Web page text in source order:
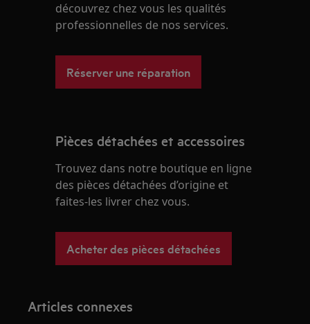
découvrez chez vous les qualités
professionnelles de nos services.
Réserver une réparation
Pièces détachées et accessoires
Trouvez dans notre boutique en ligne
des pièces détachées d’origine et
faites-les livrer chez vous.
Acheter des pièces détachées
Articles connexes